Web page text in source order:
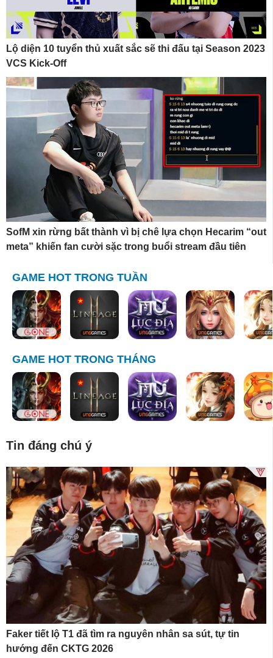
Lộ diện 10 tuyển thủ xuất sắc sẽ thi đấu tại Season 2023
VCS Kick-Off
SofM xin rừng bất thành vì bị chê lựa chọn Hecarim “out
meta” khiến fan cười sặc trong buổi stream đầu tiên
GAME HOT TRONG TUẦN
GAME HOT TRONG THÁNG
Tin đáng chú ý
Faker tiết lộ T1 đã tìm ra nguyên nhân sa sút, tự tin
hướng đến CKTG 2026